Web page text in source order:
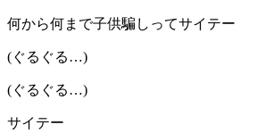
何から何まで子供騙しってサイテー
(ぐるぐる…)
(ぐるぐる…)
サイテー